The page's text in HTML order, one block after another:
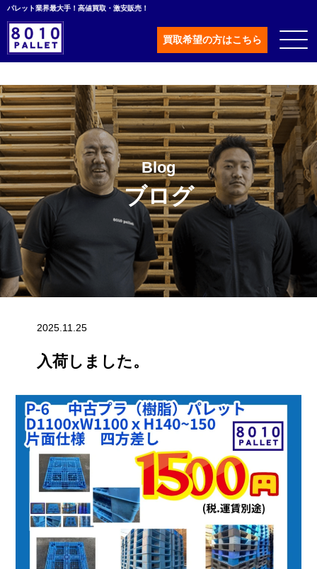
パレット業界最大手！高値買取・激安販売！
買取希望の方はこちら
Blog
ブログ
2025.11.25
入荷しました。